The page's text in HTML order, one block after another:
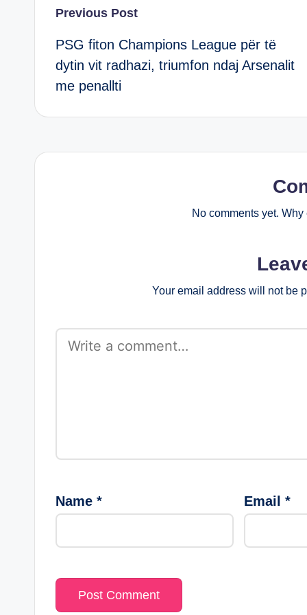
Post
navigation
Previous Post
PSG fiton Champions League për të
dytin vit radhazi, triumfon ndaj Arsenalit
me penallti
No comments yet.
Your email address will not be
Name * Email *